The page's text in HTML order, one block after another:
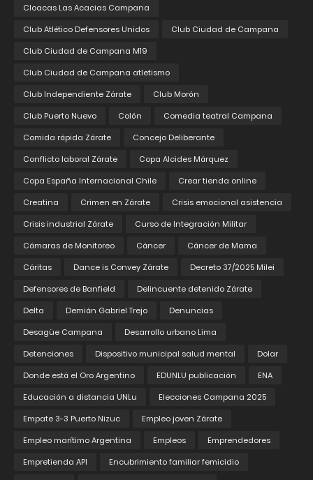
Cloacas Las Acacias Campana
Club Atlético Defensores Unidos
Club Ciudad de Campana
Club Ciudad de Campana M19
Club Ciudad de Campana atletismo
Club Independiente Zárate
Club Morón
Club Puerto Nuevo
Colón
Comedia teatral Campana
Comida rápida Zárate
Concejo Deliberante
Conflicto laboral Zárate
Copa Alcides Márquez
Copa España Internacional Chile
Crear tienda online
Creatina
Crimen en Zárate
Crisis emocional asistencia
Crisis industrial Zárate
Curso de Integración Militar
Cámaras de Monitoreo
Cáncer
Cáncer de Mama
Cáritas
Dance is Convey Zárate
Decreto 37/2025 Milei
Defensores de Banfield
Delincuente detenido Zárate
Delta
Demián Gabriel Trejo
Denuncias
Desagüe Campana
Desarrollo urbano Lima
Detenciones
Dispositivo municipal salud mental
Dolar
Donde está el Oro Argentino
EDUNLU publicación
ENA
Educación a distancia UNLu
Elecciones Campana 2025
Empate 3-3 Puerto Nizuc
Empleo joven Zárate
Empleo marítimo Argentina
Empleos
Emprendedores
Empretienda API
Encubrimiento familiar femicidio